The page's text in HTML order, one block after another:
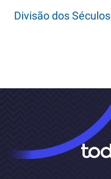
Divisão dos Séculos